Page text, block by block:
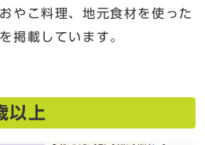
やこ料理、地元食材を使った
掲載しています。
上